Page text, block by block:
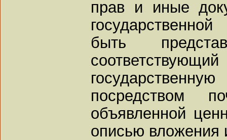
прав и иные
быть
посредством
объявленной
описью вложения